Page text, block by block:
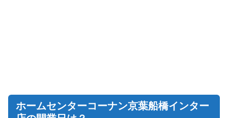
ホームセンターコーナン京葉船橋インター